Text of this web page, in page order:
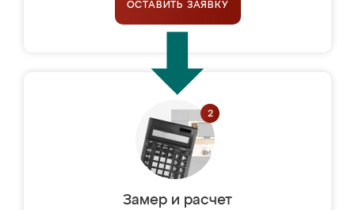
ОСТАВИТЬ ЗАЯВКУ
Замер и расчет